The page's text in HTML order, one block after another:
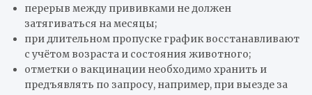
перерыв между прививками не должен
затягиваться на месяцы;
при длительном пропуске график восстанавливают
с учётом возраста и состояния животного;
отметки о вакцинации необходимо хранить и
предъявлять по запросу, например, при выезде за